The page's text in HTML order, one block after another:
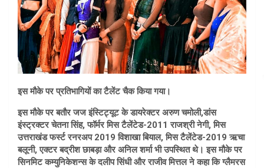
इस मौके पर प्रतिभागियों का टैलेंट चैक किया गया।
इस मौके पर बतौर जज इंस्टिट्यूट के डायरेक्टर अरुण चमोली,डांस
इंस्ट्रक्टर चेतना सिंह, फॉर्मर मिस टैलेंटेड-2011 राजश्री नेगी, मिस
उत्तराखंड फर्स्ट रनरअप 2019 विशाखा बियाल, मिस टैलेंटेड-2019 ऋचा
बलूनी, एक्टर बद्रीश छाबड़ा और अनिल शर्मा भी उपस्थित थे। इस मौके पर
सिनमिट कम्युनिकेशन्स के दलीप सिंधी और राजीव मित्तल ने कहा कि ग्लैमरस